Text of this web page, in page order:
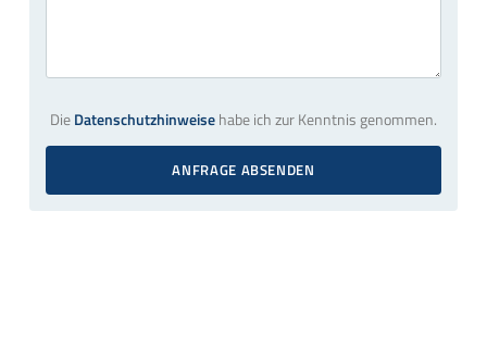
DieDatenschutzhinweisehabe ich zur Kenntnis genommen.
ANFRAGE ABSENDEN